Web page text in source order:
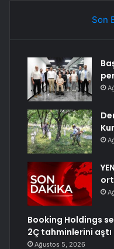
Son
Booking Holdings
2Ç tahminlerini aştı
Ağustos 5, 2026